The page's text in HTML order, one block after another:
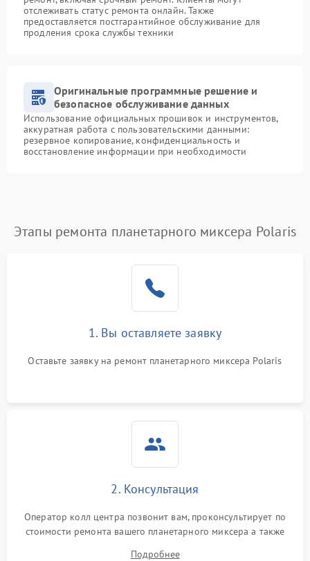
отслеживать статус ремонта онлайн. Также
предоставляется постгарантийное обслуживание для
продления срока службы техники
Оригинальные программные решение и
безопасное обслуживание данных
Использование официальных прошивок и инструментов,
аккуратная работа с пользовательскими данными:
резервное копирование, конфиденциальность и
восстановление информации при необходимости
Этапы ремонта планетарного миксера Polaris
1. Вы оставляете заявку
Оставьте заявку на ремонт планетарного миксера Polaris
2. Консультация
Оператор колл центра позвонит вам, проконсультирует по
стоимости ремонта вашего планетарного миксера а также
Подробнее